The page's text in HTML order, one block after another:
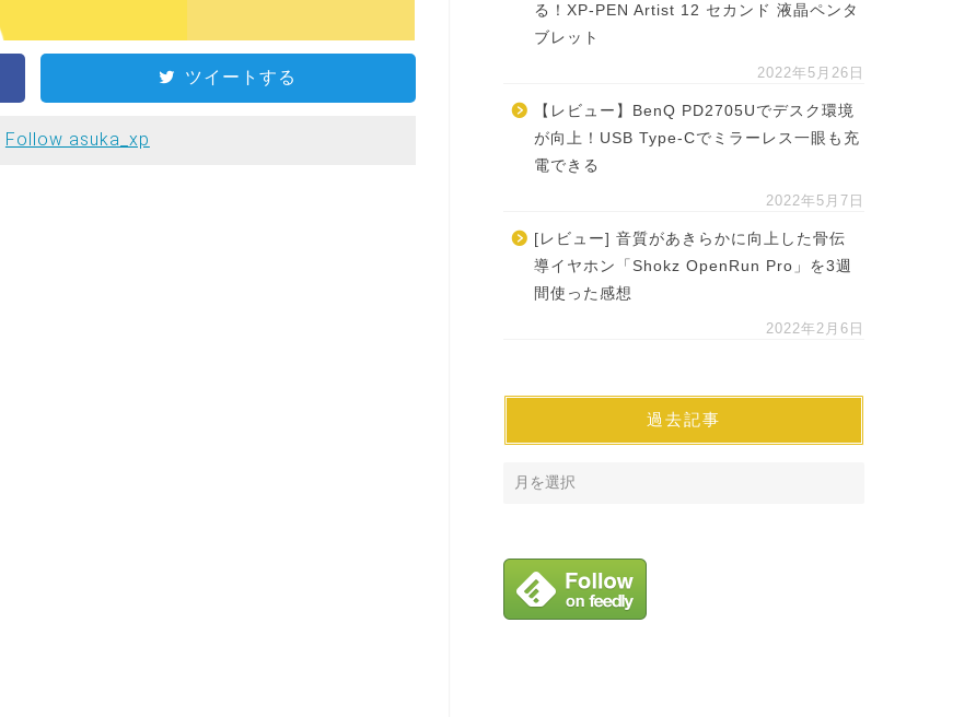
ツイートする
Follow asuka_xp
る！XP-PEN Artist 12 セカンド 液晶ペンタ
ブレット
2022年5月26日
【レビュー】BenQ PD2705Uでデスク環境
が向上！USB Type-Cでミラーレス一眼も充
電できる
2022年5月7日
[レビュー] 音質があきらかに向上した骨伝
導イヤホン「Shokz OpenRun Pro」を3週
間使った感想
2022年2月6日
過去記事